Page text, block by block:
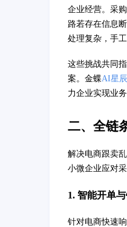
企业经营。采
路若存在信息
处理复杂，手
这些挑战共同
案。金蝶AI星辰
力企业实现业
二、全链
解决电商跟卖
小微企业应对
1. 智能开单
针对电商快速